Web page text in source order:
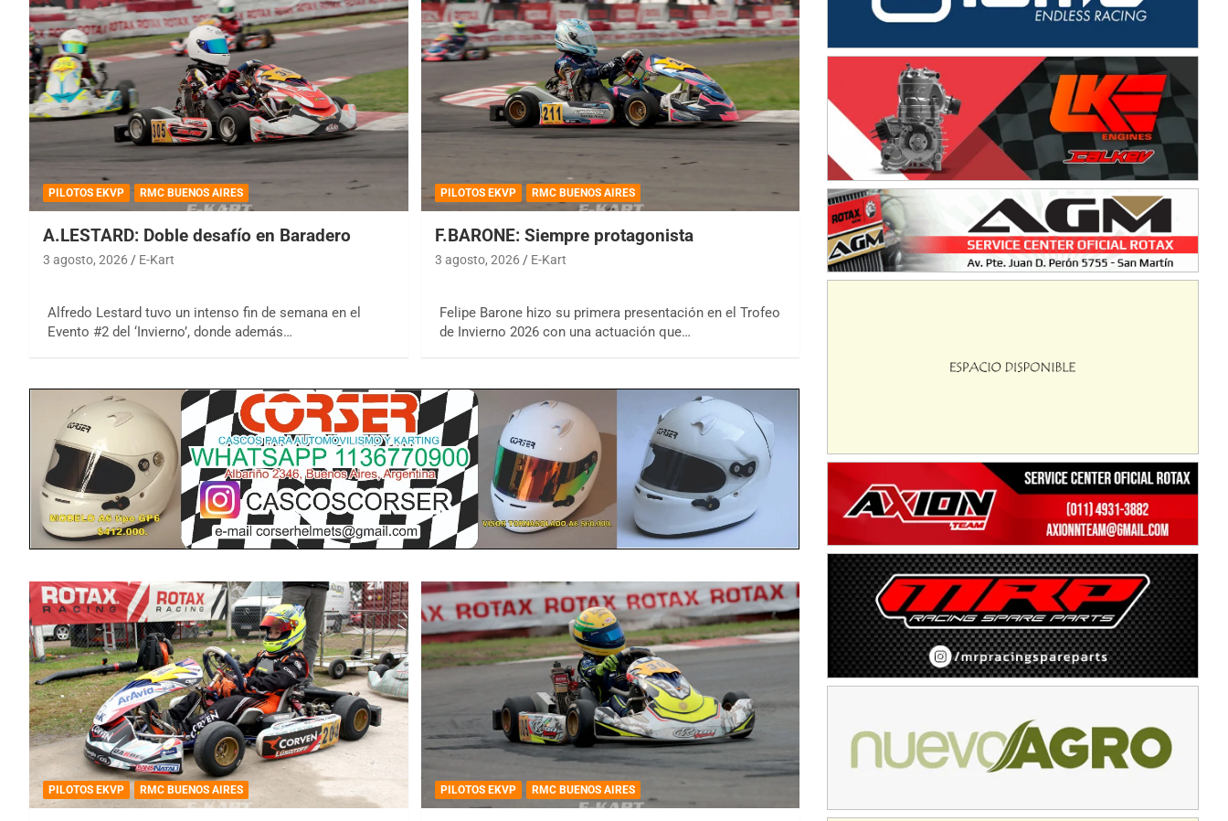
PILOTOS EKVP RMC BUENOS AIRES
A.LESTARD: Doble desafío en Baradero
3 agosto, 2026 E-Kart
Alfredo Lestard tuvo un intenso fin de semana en el
Evento #2 del ‘Invierno’, donde además…
PILOTOS EKVP RMC BUENOS AIRES
F.BARONE: Siempre protagonista
3 agosto, 2026 E-Kart
Felipe Barone hizo su primera presentación en el Trofeo
de Invierno 2026 con una actuación que…
PILOTOS EKVP RMC BUENOS AIRES PILOTOS EKVP RMC BUENOS AIRES
KDO - F6
Trenque Lauquen (Buenos Aires)
ENTRERRIANO - F6 (POSTERGADA)
Parque de la Velocidad (Asfalto)
Villaguay (Entre Ríos)
VICTORIENSE - F7
El Cerro (Tierra)
Victoria (Entre Ríos)
PATAGONICO - F6
Moto Club Reginense (Tierra)
Gral. E. Godoy (Río Negro)
NORESTE SANTAFESINO - F6
José Samuel Sánchez (Tierra)
Rufino (Santa Fe)
TUCUMANO - F5
El Timbó (Tucumán)